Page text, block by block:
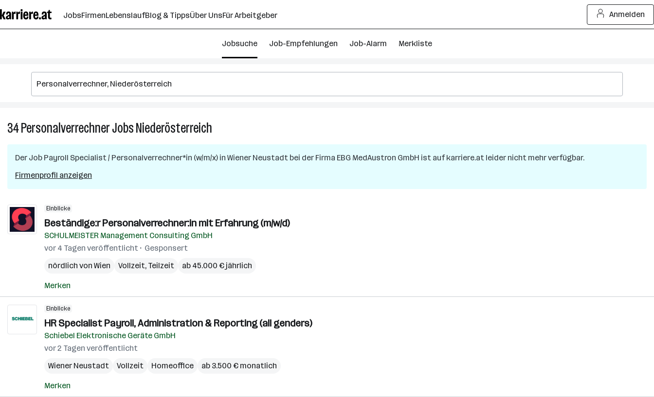
Seiteninhalt
springen
JobsFirmenLebenslaufBlog & TippsÜber UnsFür Arbeitgeber Anmelden
Jobsuche Job-Empfehlungen Job-Alarm Merkliste
34PersonalverrechnerJobsNiederösterreich
in
Der Job Payroll Specialist / Personalverrechner*in (w/m/x) in Wiener Neustadt bei der Firma EBG MedAustron GmbH ist auf karriere.at leider nicht mehr verfügbar.
Firmenprofil anzeigen
Einblicke
Beständige:r Personalverrechner:in mit Erfahrung (m/w/d)
SCHULMEISTER Management Consulting GmbH
vor 4 Tagen veröffentlicht
Gesponsert
nördlich von Wien
Vollzeit, Teilzeit ab 45.000 € jährlich
Merken
Einblicke
HR Specialist Payroll, Administration & Reporting (all genders)
Schiebel Elektronische Geräte GmbH
vor 2 Tagen veröffentlicht
Wiener Neustadt
Vollzeit Homeoffice ab 3.500 € monatlich
Merken